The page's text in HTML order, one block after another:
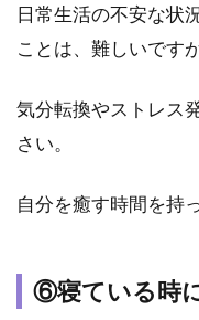
くる
地震
の夢
4.2
くる
地震
4.3
③友
日常生活の不安な状
ことは、難しいです
気分転換やストレス
さい。
自分を癒す時間を持
⑥寝ている時